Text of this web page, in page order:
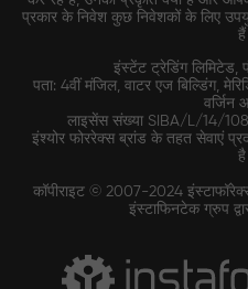
प्रकार के निवेश कुछ निवेशकों के लिए
इंस्टेंट ट्रेडिंग लिमिटेड,
पता: 4वीं मंजिल, वाटर एज बिल्डिंग,
वर्जिन
लाइसेंस संख्या SIBA/L/14/1082
इंश्योर फोररेक्स ब्रांड के तहत सेवाएं
कॉपीराइट © 2007-2024
इंस्टाफिनटेक ग्रुप